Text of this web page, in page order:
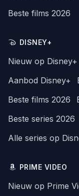
Beste films 2026
DISNEY+
Nieuw op Disney+
Aanbod Disney+
Beste films 2026
Beste series 2026
Alle series op
PRIME VIDEO
Nieuw op Prime